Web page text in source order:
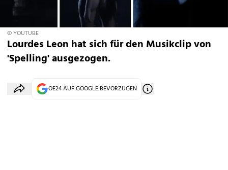
© YOUTUBE
Lourdes Leon hat sich für den Musikclip von
'Spelling' ausgezogen.
OE24 AUF GOOGLE BEVORZUGEN